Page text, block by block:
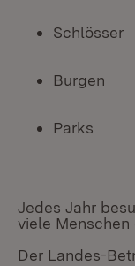
Schlösser
Burgen
Parks
Jedes Jahr
viele Menschen
Der Landes-